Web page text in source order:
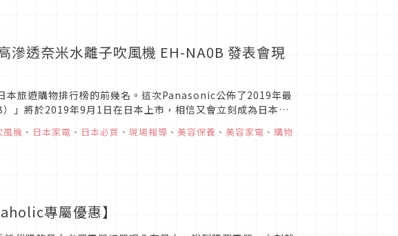
透奈米水離子吹風機 EH-NA0B 發表會現
旅遊購物排行榜的前幾名。這次Panasonic公佈了2019年最
」將於2019年9月1日在日本上市，相信又會立刻成為日本必
風機 、 日本家電 、 日本必買 、 現場報導 、 美容保養 、 美容家電 、 購物
專屬優惠】